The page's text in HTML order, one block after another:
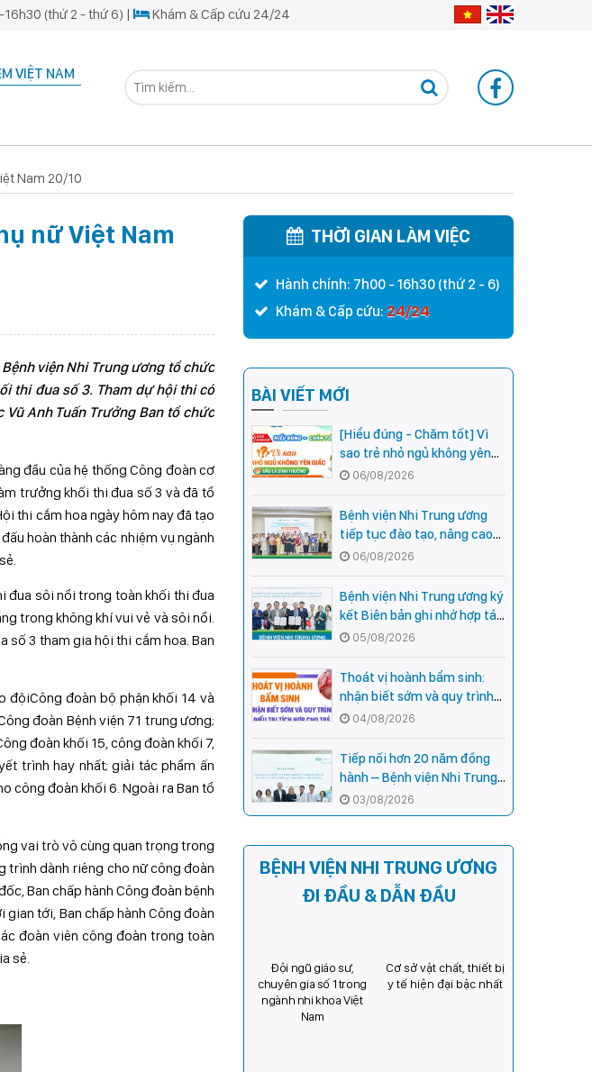
(thứ 2 - thứ 6) | Khám & Cấp cứu 24/24
VIỆT NAM
Nam 20/10
nữ Việt Nam
viện Nhi Trung ương tổ chức
thi đua số 3. Tham dự hội thi có
Vũ Anh Tuấn Trưởng Ban tổ chức
đầu của hệ thống Công đoàn cơ
trưởng khối thi đua số 3 và đã tổ
thi cắm hoa ngày hôm nay đã tạo
hoàn thành các nhiệm vụ ngành
đua sôi nổi trong toàn khối thi đua
trong không khí vui vẻ và sôi nổi.
số 3 tham gia hội thi cắm hoa. Ban
độiCông đoàn bộ phận khối 14 và
đoàn Bệnh viện 71 trung ương;
đoàn khối 15, công đoàn khối 7,
trình hay nhất; giải tác phẩm ấn
công đoàn khối 6. Ngoài ra Ban tổ
vai trò vô cùng quan trọng trong
trình dành riêng cho nữ công đoàn
Ban chấp hành Công đoàn bệnh
tới, Ban chấp hành Công đoàn
đoàn viên công đoàn trong toàn
sẻ.
THỜI GIAN LÀM VIỆC
Hành chính: 7h00 - 16h30 (thứ 2 - 6)
Khám & Cấp cứu: 24/24
BÀI VIẾT MỚI
[Hiểu đúng - Chăm tốt] Vì
sao trẻ nhỏ ngủ không yên
giấc - Đâu là bình thường,
đâu là dấu hiệu cần đi khám
ngay?
06/08/2026
Bệnh viện Nhi Trung ương
tiếp tục đào tạo, nâng cao
năng lực khám, chữa bệnh
Nhi khoa cho cán bộ y tế tại
các tỉnh miền núi phía Bắc
06/08/2026
Bệnh viện Nhi Trung ương ký
kết Biên bản ghi nhớ hợp tác
với Bệnh viện Nhi Quốc gia
Campuchia
05/08/2026
Thoát vị hoành bẩm sinh:
nhận biết sớm và quy trình
điều trị tích hợp cho trẻ -
chia sẻ từ các chuyên gia
hàng đầu của Bệnh Viện Nhi
Trung ương
04/08/2026
Tiếp nối hơn 20 năm đồng
hành – Bệnh viện Nhi Trung
ương và Tổ chức Orbis (Hoa
Kỳ) tăng cường hợp tác, mở
03/08/2026
BỆNH VIỆN NHI TRUNG ƯƠNG
ĐI ĐẦU & DẪN ĐẦU
Đội ngũ giáo sư,
chuyên gia số 1 trong
ngành nhi khoa Việt
Nam
Cơ sở vật chất, thiết bị
y tế hiện đại bậc nhất